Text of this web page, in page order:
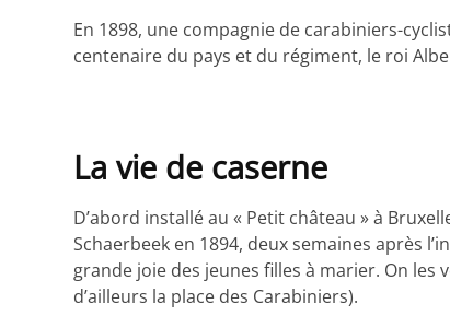
En 1898, une compagnie de carabiniers-
centenaire du pays et du régiment, le roi
La vie de caserne
D’abord installé au « Petit château » à
Schaerbeek en 1894, deux semaines après
grande joie des jeunes filles à marier. On
d’ailleurs la place des Carabiniers).